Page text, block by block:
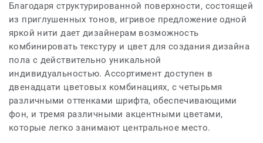
Благодаря структурированной поверхности, состоящей
из приглушенных тонов, игривое предложение одной
яркой нити дает дизайнерам возможность
комбинировать текстуру и цвет для создания дизайна
пола с действительно уникальной
индивидуальностью. Ассортимент доступен в
двенадцати цветовых комбинациях, с четырьмя
различными оттенками шрифта, обеспечивающими
фон, и тремя различными акцентными цветами,
которые легко занимают центральное место.